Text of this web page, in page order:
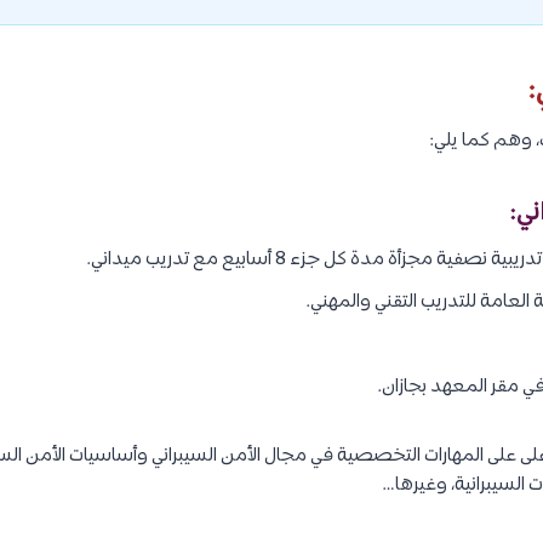
للتدريب التقني والمهني.
مقر المعهد بجازان.
على المهارات التخصصية في مجال الأمن السيبراني وأساسيات الأمن
السيبرانية، وغيرها…